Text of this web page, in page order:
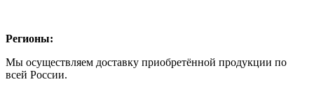
Регионы:
Мы осуществляем доставку приобретённой продукции по
всей России.